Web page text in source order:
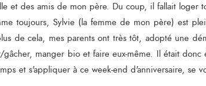
et des amis de mon père. Du coup, il fallait loger
toujours, Sylvie (la femme de mon père) est
de cela, mes parents ont très tôt, adopté une
gâcher, manger bio et faire eux-même. Il était
et s'appliquer à ce week-end d'anniversaire, se